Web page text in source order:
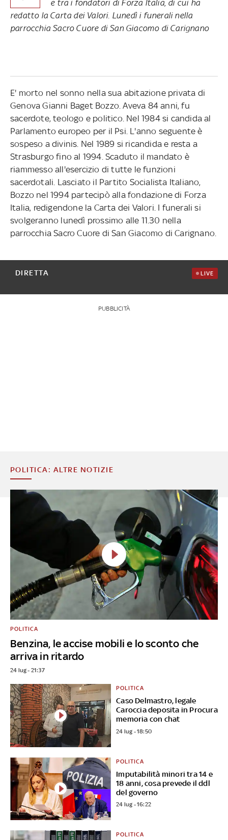
e tra i fondatori di Forza Italia, di cui ha
redatto la Carta dei Valori. Lunedì i funerali nella
parrocchia Sacro Cuore di San Giacomo di Carignano
E' morto nel sonno nella sua abitazione privata di
Genova Gianni Baget Bozzo. Aveva 84 anni, fu
sacerdote, teologo e politico. Nel 1984 si candida al
Parlamento europeo per il Psi. L'anno seguente è
sospeso a divinis. Nel 1989 si ricandida e resta a
Strasburgo fino al 1994. Scaduto il mandato è
riammesso all'esercizio di tutte le funzioni
sacerdotali. Lasciato il Partito Socialista Italiano,
Bozzo nel 1994 partecipò alla fondazione di Forza
Italia, redigendone la Carta dei Valori. I funerali si
svolgeranno lunedì prossimo alle 11.30 nella
parrocchia Sacro Cuore di San Giacomo di Carignano.
DIRETTA LIVE
PUBBLICITÀ
POLITICA: ALTRE NOTIZIE
Benzina, le accise mobili e lo sconto che
arriva in ritardo
POLITICA
24 lug - 21:37
Caso Delmastro, legale
Caroccia deposita in Procura
memoria con chat
POLITICA
24 lug - 18:50
Imputabilità minori tra 14 e
18 anni, cosa prevede il ddl
del governo
POLITICA
24 lug - 16:22
POLITICA